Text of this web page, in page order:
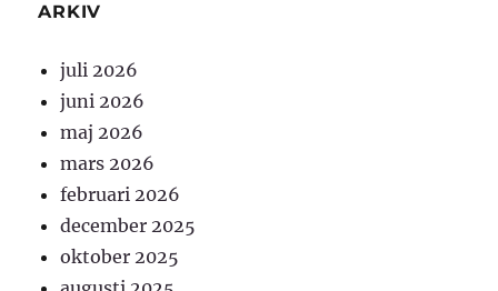
ARKIV
juli 2026
juni 2026
maj 2026
mars 2026
februari 2026
december 2025
oktober 2025